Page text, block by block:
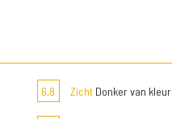
6,8 ZichtDonker van kleur